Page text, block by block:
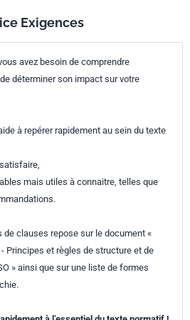
Exigences
avez besoin de comprendre
déterminer son impact sur votre
à repérer rapidement au sein du texte
mais utiles à connaitre, telles que
de clauses repose sur le document «
Principes et règles de structure et de
» ainsi que sur une liste de formes